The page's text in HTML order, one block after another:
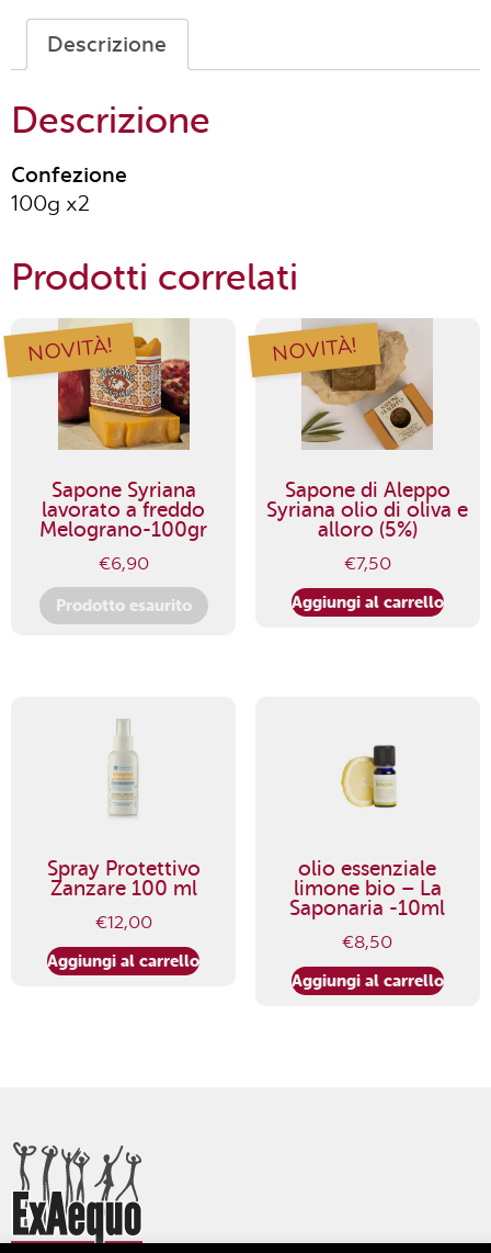
Descrizione
Descrizione
Confezione
100g x2
Prodotti correlati
NOVITÀ!
Sapone Syriana
lavorato a freddo
Melograno-100gr
€6,90
Prodotto esaurito
NOVITÀ!
Sapone di Aleppo
Syriana olio di oliva e
alloro (5%)
€7,50
Aggiungi al carrello
Spray Protettivo
Zanzare 100 ml
€12,00
Aggiungi al carrello
olio essenziale
limone bio – La
Saponaria -10ml
€8,50
Aggiungi al carrello